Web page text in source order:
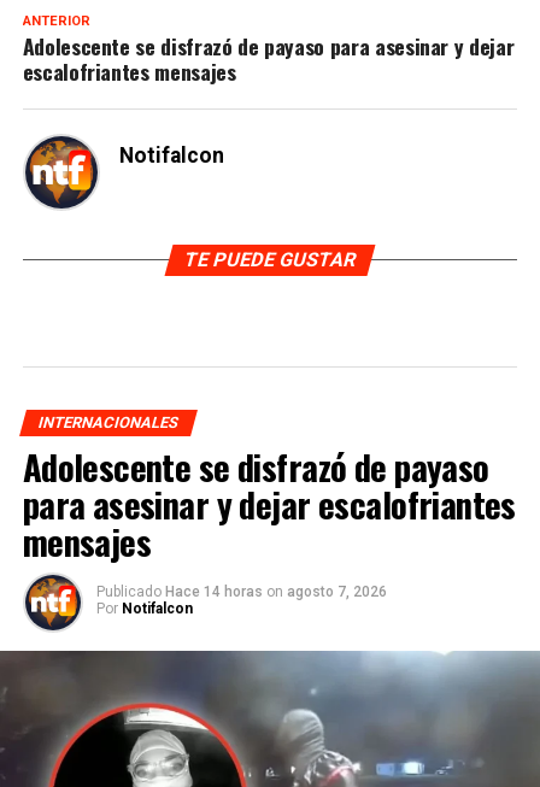
ANTERIOR
Adolescente se disfrazó de payaso para asesinar y dejar
escalofriantes mensajes
Notifalcon
TE PUEDE GUSTAR
INTERNACIONALES
Adolescente se disfrazó de payaso
para asesinar y dejar escalofriantes
mensajes
Publicado Hace 14 horas on agosto 7, 2026
Por Notifalcon